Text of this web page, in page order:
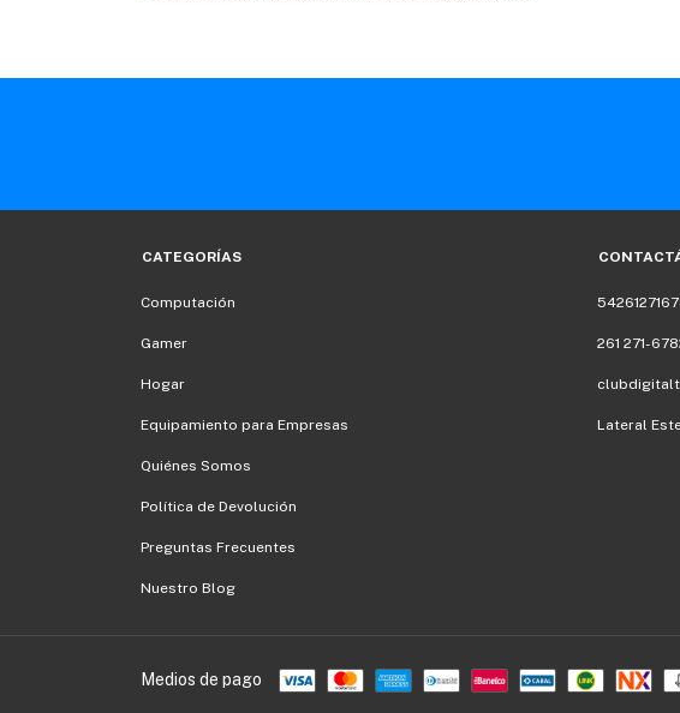
CATEGORÍAS
Computación
Gamer
Hogar
Equipamiento para Empresas
Quiénes Somos
Política de Devolución
Preguntas Frecuentes
Nuestro Blog
261 271-
Lateral
Medios de pago